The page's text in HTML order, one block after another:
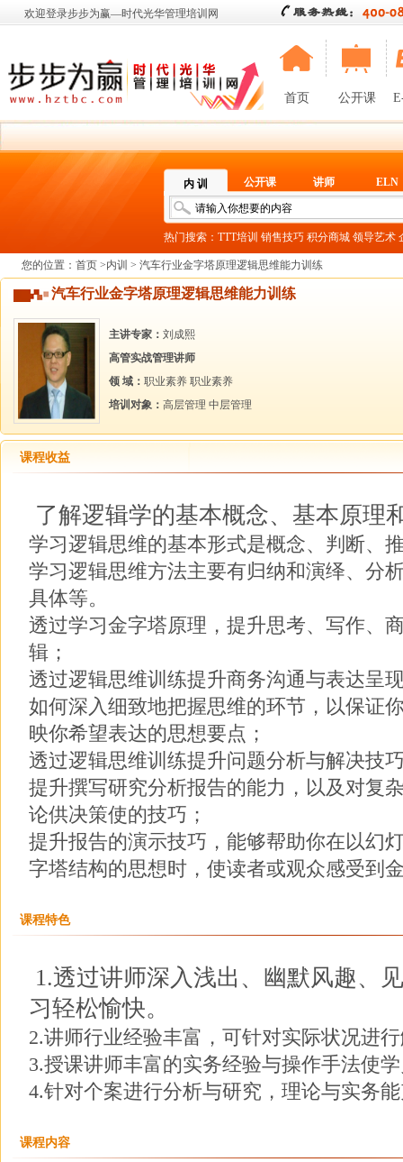
欢迎登录步步为赢—时代光华管理培训网
首页 公开课
内 训 公开课 讲师 ELN
热门搜索： TTT培训 销售技巧 积分商城 领导艺术
您的位置： 首页 >内训 > 汽车行业金字塔原理逻辑思维能力训练
汽车行业金字塔原理逻辑思维能力训练
主讲专家： 刘成熙
高管实战管理讲师
领 域： 职业素养 职业素养
培训对象： 高层管理 中层管理
课程收益
了解逻辑学的基本概念、基本原理
学习逻辑思维的基本形式是概念、判断、
学习逻辑思维方法主要有归纳和演绎、分
具体等。
透过学习金字塔原理，提升思考、写作、
辑；
透过逻辑思维训练提升商务沟通与表达呈
如何深入细致地把握思维的环节，以保证
映你希望表达的思想要点；
透过逻辑思维训练提升问题分析与解决技
提升撰写研究分析报告的能力，以及对复
论供决策使的技巧；
提升报告的演示技巧，能够帮助你在以幻
字塔结构的思想时，使读者或观众感受到
课程特色
1.透过讲师深入浅出、幽默风趣、
习轻松愉快。
2.讲师行业经验丰富，可针对实际状况进
3.授课讲师丰富的实务经验与操作手法使
4.针对个案进行分析与研究，理论与实务
课程内容